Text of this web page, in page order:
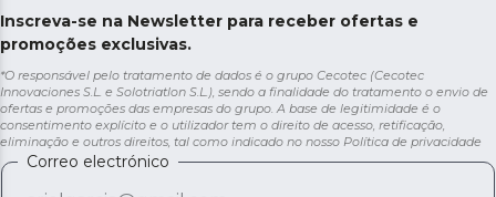
Inscreva-se na Newsletter para receber ofertas e
promoções exclusivas.
*O responsável pelo tratamento de dados é o grupo Cecotec (Cecotec
Innovaciones S.L. e Solotriatlon S.L.), sendo a finalidade do tratamento o envio de
ofertas e promoções das empresas do grupo. A base de legitimidade é o
consentimento explícito e o utilizador tem o direito de acesso, retificação,
eliminação e outros direitos, tal como indicado no nosso Política de privacidade
Correo electrónico